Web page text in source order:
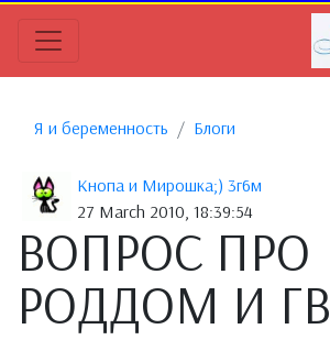
Я и беременность Блоги
Кнопа и Мирошка;) 3г6м
27 March 2010, 18:39:54
ВОПРОС ПРО
РОДДОМ И ГВ